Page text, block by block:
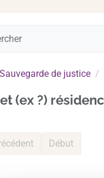
de justice
(ex ?)
Début